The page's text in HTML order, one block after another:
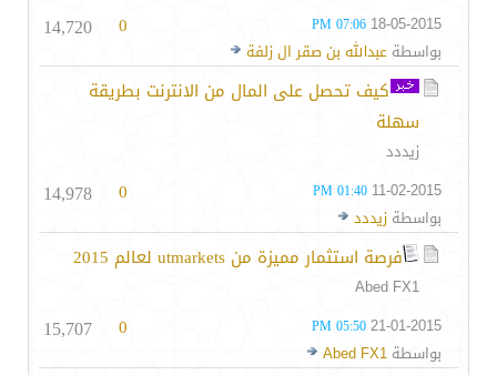
18-05-2015
07:06 PM
بواسطة عبدالله بن صقر ال زلفة
0
14,720
كيف تحصل على المال من الانترنت بطريقة
سهلة
زيددد
11-02-2015
01:40 PM
بواسطة زيددد
0
14,978
فرصة استثمار مميزة من utmarkets لعالم 2015
Abed FX1
21-01-2015
05:50 PM
بواسطة Abed FX1
0
15,707